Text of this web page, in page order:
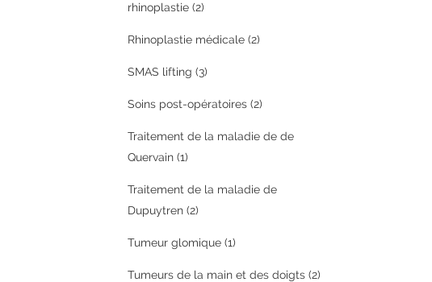
rhinoplastie (2)
Rhinoplastie médicale (2)
SMAS lifting (3)
Soins post-opératoires (2)
Traitement de la maladie de de
Quervain (1)
Traitement de la maladie de
Dupuytren (2)
Tumeur glomique (1)
Tumeurs de la main et des doigts (2)